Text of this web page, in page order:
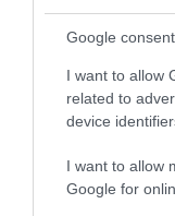
Google
I want to allow
related to
device
I want to allow
Google for